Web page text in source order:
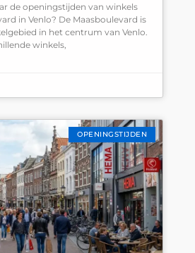
de openingstijden van winkels
in Venlo? De Maasboulevard is
in het centrum van Venlo.
winkels,
OPENINGSTIJDEN